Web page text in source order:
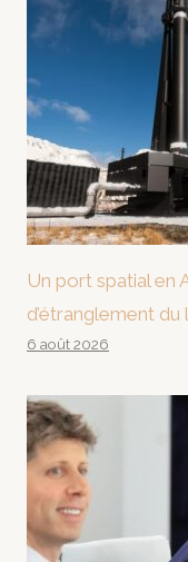
Un port spatial en
d’étranglement
6 août 2026